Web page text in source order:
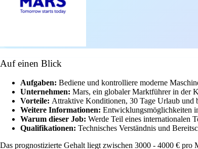
Auf einen Blick
Aufgaben: Bediene und kontrolliere moderne
Unternehmen: Mars, ein globaler Marktführer in der
Vorteile: Attraktive Konditionen, 30 Tage Urlaub und
Weitere Informationen: Entwicklungsmöglichkeiten
Warum dieser Job: Werde Teil eines internationalen
Qualifikationen: Technisches Verständnis und
Das prognostizierte Gehalt liegt zwischen 3000 - 4000 € pro